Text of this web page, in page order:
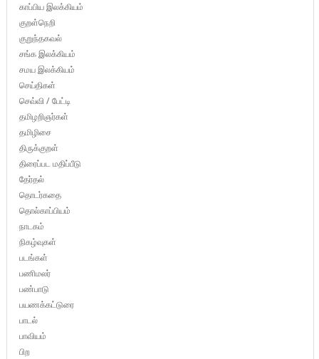
காப்பிய இலக்கியம்
குறள்நெறி
குறுந்தகவல்
சங்க இலக்கியம்
சமய இலக்கியம்
செய்திகள்
செவ்வி / பேட்டி
தமிழறிஞர்கள்
தமிழிசை
திருக்குறள்
திரைப்பட மதிப்பீடு
தேர்தல்
தொடர்கதை
தொல்காப்பியம்
நாடகம்
நிகழ்வுகள்
படங்கள்
பணிமலர்
பண்பாடு
பயணக்கட்டுரை
பாடல்
பாவியம்
பிற